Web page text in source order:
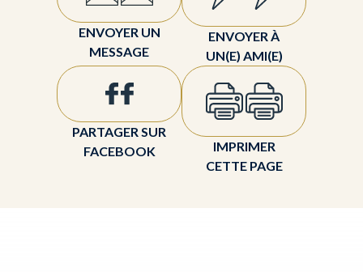
ENVOYER UN
MESSAGE
ENVOYER À
UN(E) AMI(E)
PARTAGER SUR
FACEBOOK
IMPRIMER
CETTE PAGE